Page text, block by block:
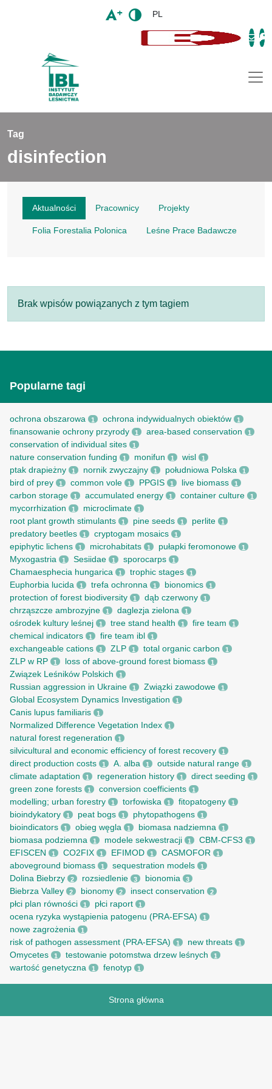
PL
Tag
disinfection
Aktualności Pracownicy Projekty
Folia Forestalia Polonica Leśne Prace Badawcze
Brak wpisów powiązanych z tym tagiem
Popularne tagi
ochrona obszarowa 1 ochrona indywidualnych obiektów 1
finansowanie ochrony przyrody 1 area-based conservation 1
conservation of individual sites 1
nature conservation funding 1 monifun 1 wisl 1
ptak drapieżny 1 nornik zwyczajny 1 południowa Polska 1
bird of prey 1 common vole 1 PPGIS 1 live biomass 1
carbon storage 1 accumulated energy 1 container culture 1
mycorrhization 1 microclimate 1
root рlant growth stimulants 1 pine seeds 1 perlite 1
predatory beetles 1 cryptogam mosaics 1
epiphytic lichens 1 microhabitats 1 pułapki feromonowe 1
Myxogastria 1 Sesiidae 1 sporocarps 1
Chamaesphecia hungarica 1 trophic stages 1
Euphorbia lucida 1 trefa ochronna 1 bionomics 1
protection of forest biodiversity 1 dąb czerwony 1
chrząszcze ambrozyjne 1 daglezja zielona 1
ośrodek kultury leśnej 1 tree stand health 1 fire team 1
chemical indicators 1 fire team ibl 1
exchangeable cations 1 ZLP 1 total organic carbon 1
ZLP w RP 1 loss of above-ground forest biomass 1
Związek Leśników Polskich 1
Russian aggression in Ukraine 1 Związki zawodowe 1
Global Ecosystem Dynamics Investigation 1
Canis lupus familiaris 1
Normalized Difference Vegetation Index 1
natural forest regeneration 1
silvicultural and economic efficiency of forest recovery 1
direct production costs 1 A. alba 1 outside natural range 1
climate adaptation 1 regeneration history 1 direct seeding 1
green zone forests 1 conversion coefficients 1
modelling; urban forestry 1 torfowiska 1 fitopatogeny 1
bioindykatory 1 peat bogs 1 phytopathogens 1
bioindicators 1 obieg węgla 1 biomasa nadziemna 1
biomasa podziemna 1 modele sekwestracji 1 CBM-CFS3 1
EFISCEN 1 CO2FIX 1 EFIMOD 1 CASMOFOR 1
aboveground biomass 1 sequestration models 1
Dolina Biebrzy 2 rozsiedlenie 3 bionomia 3
Biebrza Valley 2 bionomy 2 insect conservation 2
płci plan równości 1 płci raport 1
ocena ryzyka wystąpienia patogenu (PRA-EFSA) 1
nowe zagrożenia 1
risk of pathogen assessment (PRA-EFSA) 1 new threats 1
Omycetes 1 testowanie potomstwa drzew leśnych 1
wartość genetyczna 1 fenotyp 1
Strona główna